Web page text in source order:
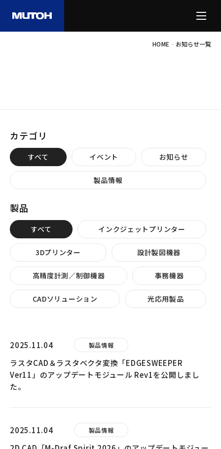
HOME - お知らせ一覧
カテゴリ
すべて イベント お知らせ
製品情報
製品
すべて インクジェットプリンター
3Dプリンター 設計製図機器
高精度計測／制御機器 事務機器
CADソリューション 光応用製品
2025.11.04 製品情報
ラスタCAD＆ラスタベクタ変換「EDGESWEEPER
Ver11」のアップデートモジュール Rev1を公開しまし
た。
2025.11.04 製品情報